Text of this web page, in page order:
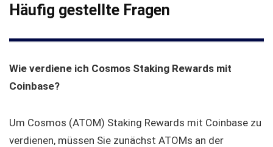
Häufig gestellte Fragen
Wie verdiene ich Cosmos Staking Rewards mit
Coinbase?
Um Cosmos (ATOM) Staking Rewards mit Coinbase zu
verdienen, müssen Sie zunächst ATOMs an der